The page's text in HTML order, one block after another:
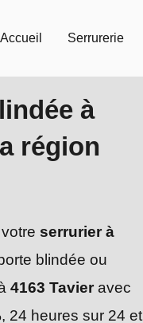
Accueil Serrurerie
à
région
serrurier à
blindée ou
4163 Tavier avec
24 heures sur 24 et